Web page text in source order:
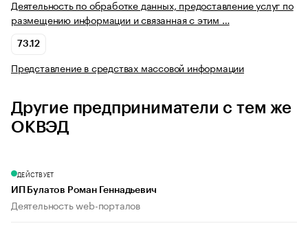
Деятельность по обработке данных, предоставление услуг по
размещению информации и связанная с этим …
73.12
Представление в средствах массовой информации
Другие предприниматели с тем же
ОКВЭД
ДЕЙСТВУЕТ
ИП Булатов Роман Геннадьевич
Деятельность web-порталов